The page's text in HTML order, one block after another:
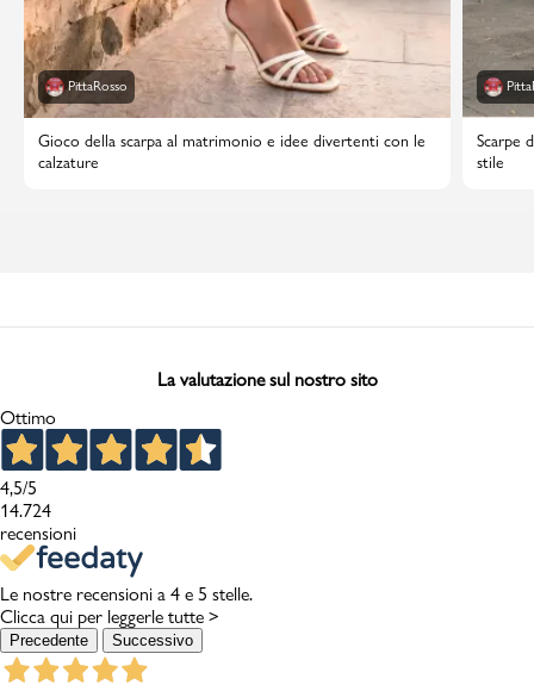
PittaRosso
Gioco della scarpa al matrimonio e idee divertenti con le
calzature
Scarpe
stile
La valutazione sul nostro sito
Ottimo
4,5/5
14.724
recensioni
Le nostre recensioni a 4 e 5 stelle.
Clicca qui per leggerle tutte >
Precedente Successivo